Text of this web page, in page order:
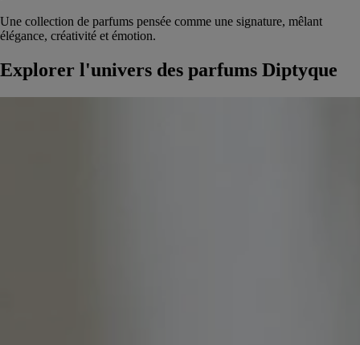
Une collection de parfums pensée comme une signature, mêlant
élégance, créativité et émotion.
Explorer l'univers des parfums Diptyque